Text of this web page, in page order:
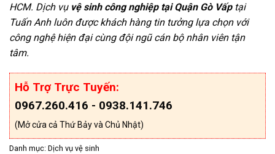
HCM. Dịch vụvệ sinh công nghiệp tại Quận Gò Vấptại
Tuấn Anh luôn được khách hàng tin tưởng lựa chọn với
công nghệ hiện đại cùng đội ngũ cán bộ nhân viên tận
tâm.
Hỗ Trợ Trực Tuyến:
0967.260.416 - 0938.141.746
(Mở cửa cả Thứ Bảy và Chủ Nhật)
Danh mục: Dịch vụ vệ sinh